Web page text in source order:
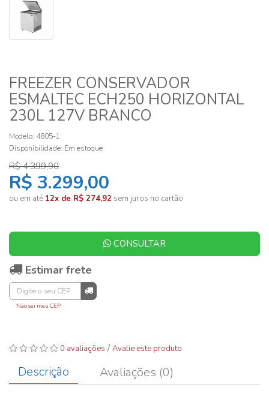
FREEZER CONSERVADOR
ESMALTEC ECH250 HORIZONTAL
230L 127V BRANCO
Modelo: 4805-1
Disponibilidade: Em estoque
R$ 4.399,90
R$ 3.299,00
ou em até 12x de R$ 274,92 sem juros no cartão
CONSULTAR
Estimar frete
Não sei meu CEP
0 avaliações /Avalie este produto
Descrição Avaliações (0)